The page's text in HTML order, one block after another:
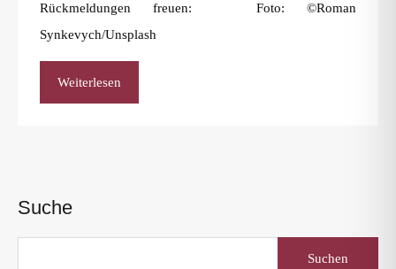
Rückmeldungen freuen: Foto: ©Roman
Synkevych/Unsplash
Weiterlesen
Suche